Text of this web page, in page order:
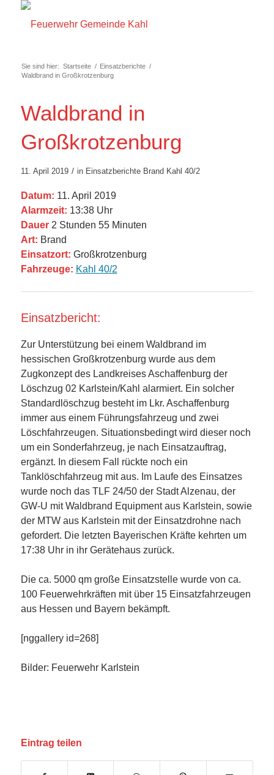
Sie sind hier: Startseite / Einsatzberichte /
Waldbrand in Großkrotzenburg
Waldbrand in
Großkrotzenburg
11. April 2019 / in Einsatzberichte Brand Kahl 40/2
Datum: 11. April 2019
Alarmzeit: 13:38 Uhr
Dauer2 Stunden 55 Minuten
Art: Brand
Einsatzort: Großkrotzenburg
Fahrzeuge: Kahl 40/2
Einsatzbericht:
Zur Unterstützung bei einem Waldbrand im
hessischen Großkrotzenburg wurde aus dem
Zugkonzept des Landkreises Aschaffenburg der
Löschzug 02 Karlstein/Kahl alarmiert. Ein solcher
Standardlöschzug besteht im Lkr. Aschaffenburg
immer aus einem Führungsfahrzeug und zwei
Löschfahrzeugen. Situationsbedingt wird dieser noch
um ein Sonderfahrzeug, je nach Einsatzauftrag,
ergänzt. In diesem Fall rückte noch ein
Tanklöschfahrzeug mit aus. Im Laufe des Einsatzes
wurde noch das TLF 24/50 der Stadt Alzenau, der
GW-U mit Waldbrand Equipment aus Karlstein, sowie
der MTW aus Karlstein mit der Einsatzdrohne nach
gefordert. Die letzten Bayerischen Kräfte kehrten um
17:38 Uhr in ihr Gerätehaus zurück.
Die ca. 5000 qm große Einsatzstelle wurde von ca.
100 Feuerwehrkräften mit über 15 Einsatzfahrzeugen
aus Hessen und Bayern bekämpft.
[nggallery id=268]
Bilder: Feuerwehr Karlstein
Eintrag teilen